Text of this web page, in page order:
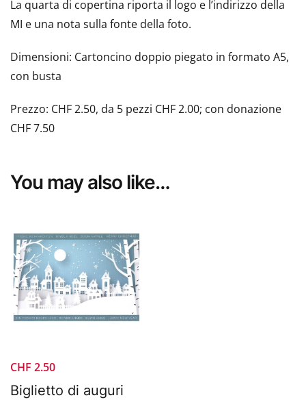
La quarta di copertina riporta il logo e l’indirizzo della
MI e una nota sulla fonte della foto.
Dimensioni: Cartoncino doppio piegato in formato A5,
con busta
Prezzo: CHF 2.50, da 5 pezzi CHF 2.00; con donazione
CHF 7.50
You may also like…
CHF 2.50
Biglietto di auguri